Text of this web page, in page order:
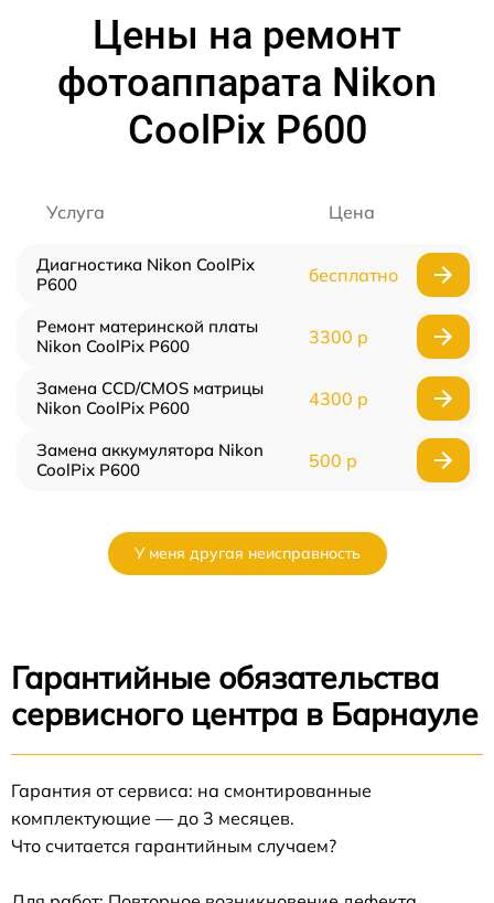
Цены на ремонт
фотоаппарата Nikon
CoolPix P600
Услуга Цена
Диагностика Nikon CoolPix
P600
бесплатно
Ремонт материнской платы
Nikon CoolPix P600
3300 р
Замена CCD/CMOS матрицы
Nikon CoolPix P600
4300 р
Замена аккумулятора Nikon
CoolPix P600
500 р
У меня другая неисправность
Гарантийные обязательства
сервисного центра в Барнауле
Гарантия от сервиса: на смонтированные
комплектующие — до 3 месяцев.
Что считается гарантийным случаем?